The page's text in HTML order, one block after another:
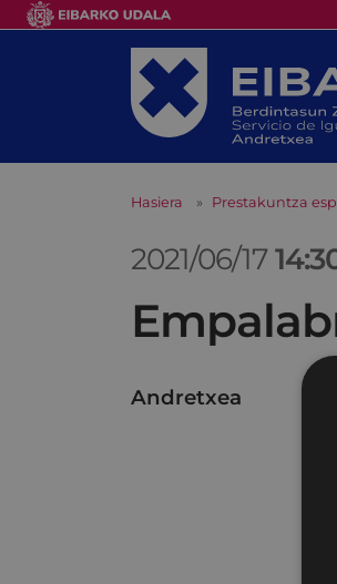
Hasiera Prestakuntza
2021/06/17
Andretxea